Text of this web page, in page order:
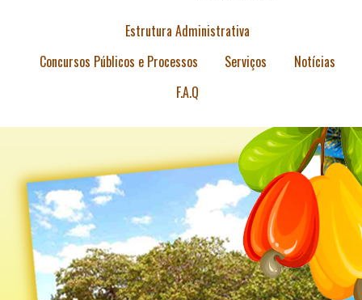
Estrutura Administrativa
Concursos Públicos e Processos
Serviços
Notícias
F.A.Q